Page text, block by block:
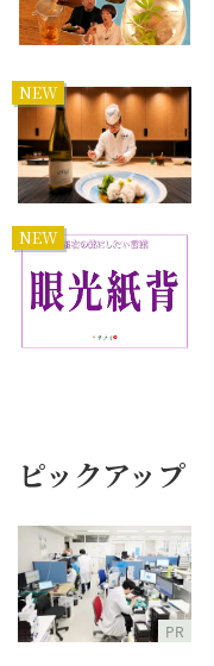
NEW
NEW
ピックアップ
PR